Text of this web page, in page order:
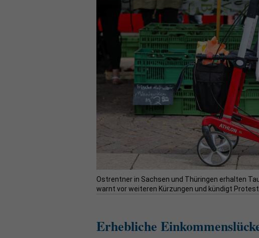
Ostrentner in Sachsen und Thüringen erhalten
warnt vor weiteren Kürzungen und kündigt
Erhebliche